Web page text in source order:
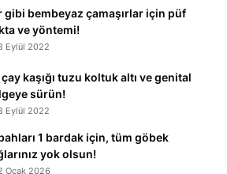
gibi bembeyaz çamaşırlar için püf
ve yöntemi!
Eylül 2022
kaşığı tuzu koltuk altı ve genital
sürün!
Eylül 2022
1 bardak için, tüm göbek
yok olsun!
Ocak 2026